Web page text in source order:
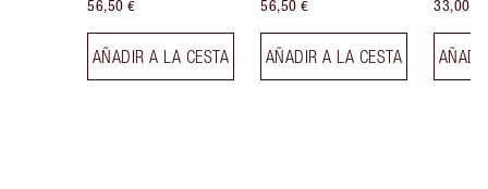
56,50 €
AÑADIR A LA CESTA
56,50 €
AÑADIR A LA CESTA
33,00 €